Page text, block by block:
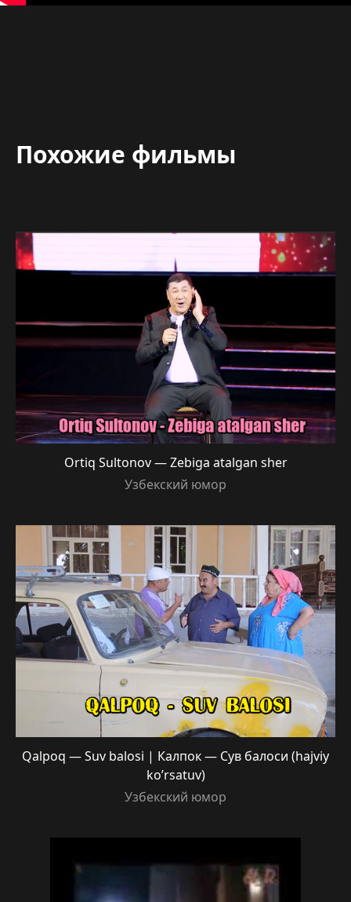
Похожие фильмы
Ortiq Sultonov — Zebiga atalgan sher
Узбекский юмор
Qalpoq — Suv balosi | Калпок — Сув балоси (hajviy
ko’rsatuv)
Узбекский юмор